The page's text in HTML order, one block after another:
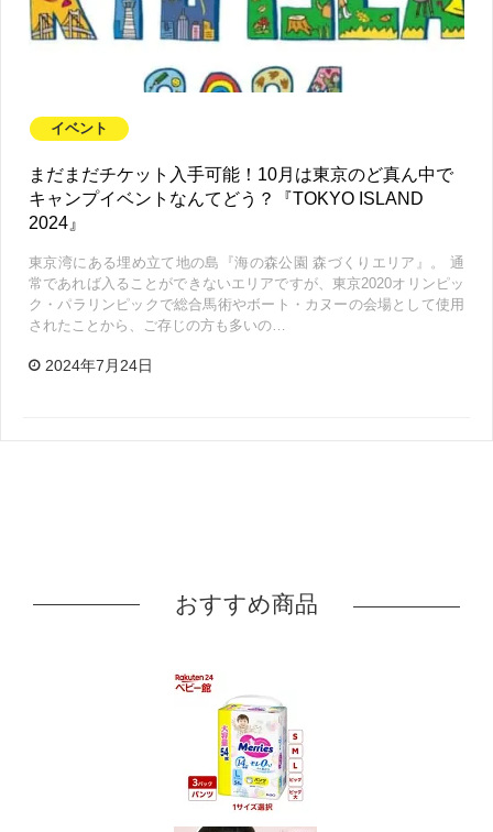
イベント
まだまだチケット入手可能！10月は東京のど真ん中で
キャンプイベントなんてどう？『TOKYO ISLAND
2024』
東京湾にある埋め立て地の島『海の森公園 森づくりエリア』。 通
常であれば入ることができないエリアですが、東京2020オリンピッ
ク・パラリンピックで総合馬術やボート・カヌーの会場として使用
されたことから、ご存じの方も多いの…
2024年7月24日
おすすめ商品